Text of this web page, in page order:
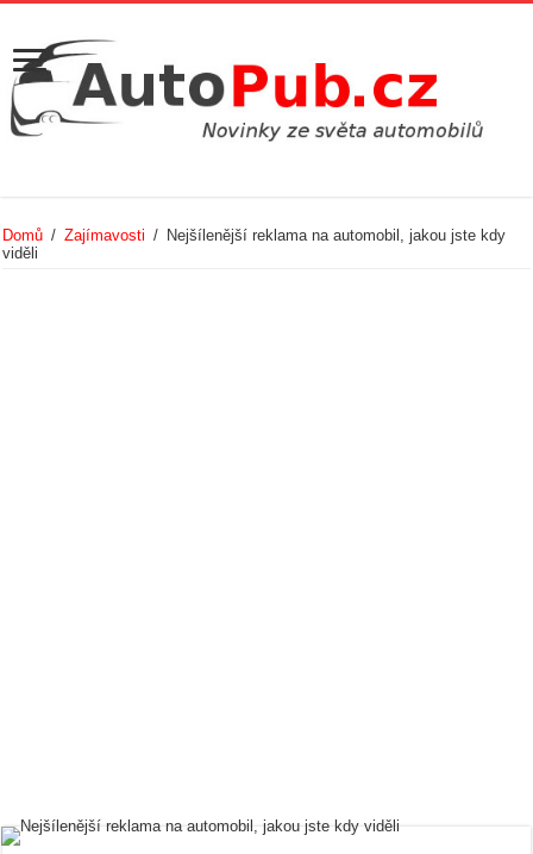
Domů / Zajímavosti / Nejšílenější reklama na automobil, jakou jste kdy
viděli